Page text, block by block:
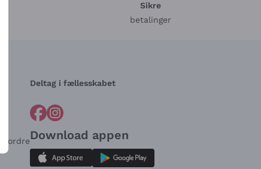
Sikre
betalinger
ordre
Deltag i fællesskabet
Download appen